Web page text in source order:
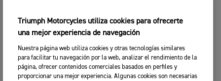
Triumph Motorcycles utiliza cookies para ofrecerte
una mejor experiencia de navegación
Nuestra página web utiliza cookies y otras tecnologías similares
para facilitar tu navegación por la web, analizar el rendimiento de la
página, ofrecer contenidos comerciales basados en perfiles y
proporcionar una mejor experiencia. Algunas cookies son necesarias